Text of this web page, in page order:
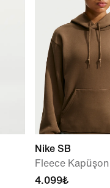
Nike SB
Fleece
4.099₺